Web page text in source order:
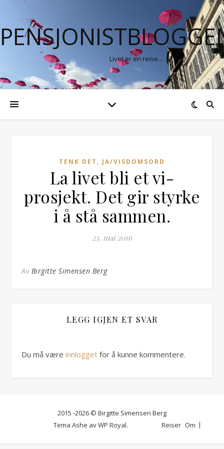
Livet er en reise…
TENK DET, JA/VISDOMSORD
La livet bli et vi-
prosjekt. Det gir styrke
i å stå sammen.
23. mai 2016
Av Birgitte Simensen Berg
LEGG IGJEN ET SVAR
Du må være innlogget for å kunne kommentere.
2015 -2026 © Birgitte Simensen Berg
Reiser Om
Tema Ashe avWP Royal.